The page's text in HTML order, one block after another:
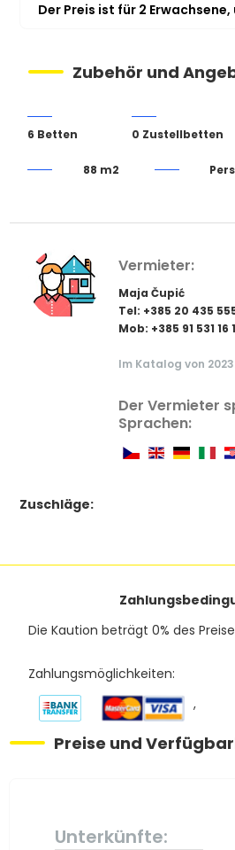
Der Preis ist für 2 Erwachsene,
Zubehör und
6 Betten 0 Zustellbetten
88 m2
Vermieter:
Maja Čupić
Tel: +385 20 435
Mob: +385 91 531 16
Im Katalog von
Der Vermieter
Sprachen:
Zuschläge:
Die Kaution beträgt 0% des
Zahlungsmöglichkeiten:
,
Preise und
Unterkünfte: